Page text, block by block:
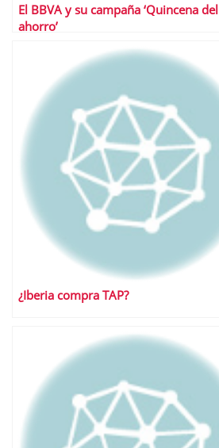
El BBVA y su campaña ‘Quincena del
ahorro’
¿Iberia compra TAP?